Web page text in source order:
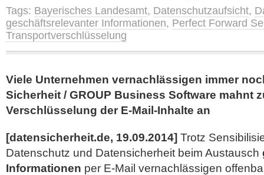
Tags: Bayerisches Landesamt, Datenschutzaufsicht,
geschäftsrelevanter Informationen, Perfect Forward
Transportverschlüsselung
Viele Unternehmen vernachlässigen immer
Sicherheit / GROUP Business Software mahnt
Verschlüsselung der E-Mail-Inhalte an
[datensicherheit.de, 19.09.2014] Trotz
Datenschutz und Datensicherheit beim Austausch
Informationen per E-Mail vernachlässigen